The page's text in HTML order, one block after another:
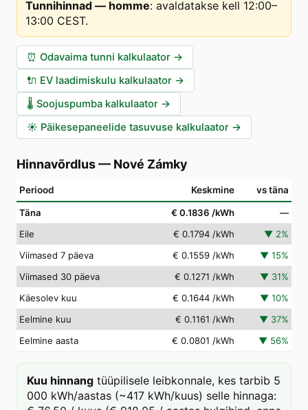
Tunnihinnad — homme: avaldatakse kell 12:00–
13:00 CEST.
⏰ Odavaima tunni kalkulaator →
🔌 EV laadimiskulu kalkulaator →
🌡️ Soojuspumba kalkulaator →
☀️ Päikesepaneelide tasuvuse kalkulaator →
Hinnavõrdlus— Nové Zámky
Periood Keskmine vs täna
Täna € 0.1836 /kWh
—
Eile
€ 0.1794 /kWh ▼ 2%
Viimased 7 päeva
€ 0.1559 /kWh ▼ 15%
Viimased 30 päeva
€ 0.1271 /kWh ▼ 31%
Käesolev kuu
€ 0.1644 /kWh ▼ 10%
Eelmine kuu
€ 0.1161 /kWh ▼ 37%
Eelmine aasta
€ 0.0801 /kWh ▼ 56%
Kuu hinnang tüüpilisele leibkonnale, kes tarbib 5
000 kWh/aastas (~417 kWh/kuus) selle hinnaga: